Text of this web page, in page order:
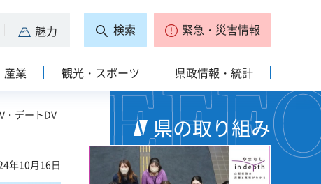
魅力 検索 緊急・災害情報
産業 観光・スポーツ 県政情報・統計
・デートDV
年10月16日
県の取り組み